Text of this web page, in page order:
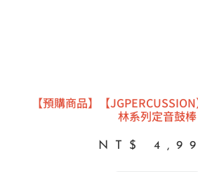
【預購商品】【
林系列定音鼓棒
NT$